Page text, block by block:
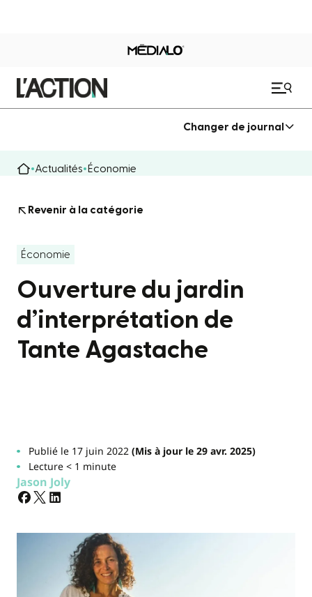
Changer de journal
Actualités Économie
Revenir à la catégorie
Économie
Ouverture du jardin
d’interprétation de
Tante Agastache
Publié le 17 juin 2022(Mis à jour le 29 avr. 2025)
Lecture < 1 minute
Jason Joly